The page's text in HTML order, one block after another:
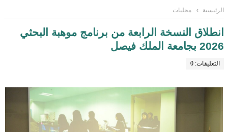
الرئيسية › محليات
انطلاق النسخة الرابعة من برنامج موهبة البحثي
2026 بجامعة الملك فيصل
التعليقات: 0